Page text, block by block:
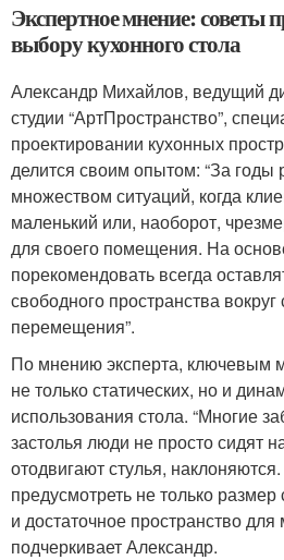
Экспертное мнение: советы
выбору кухонного стола
Александр Михайлов, ведущий
студии “АртПространство”,
проектировании кухонных
делится своим опытом: “За годы
множеством ситуаций, когда
маленький или, наоборот,
для своего помещения. На
порекомендовать всегда
свободного пространства
перемещения”.
По мнению эксперта, ключевым
не только статических, но и
использования стола. “Многие
застолья люди не просто сидят
отодвигают стулья,
предусмотреть не только
и достаточное пространство для
подчеркивает Александр.